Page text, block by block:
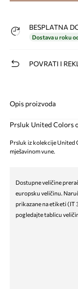
BESPLATNA
Dostava u roku
POVRATI I
Opis proizvoda
Prsluk United Colors
Prsluk iz kolekcije United
mješavinom vune.
Dostupne veličine
europsku veličinu.
prikazane na etiketi (IT
pogledajte tablicu